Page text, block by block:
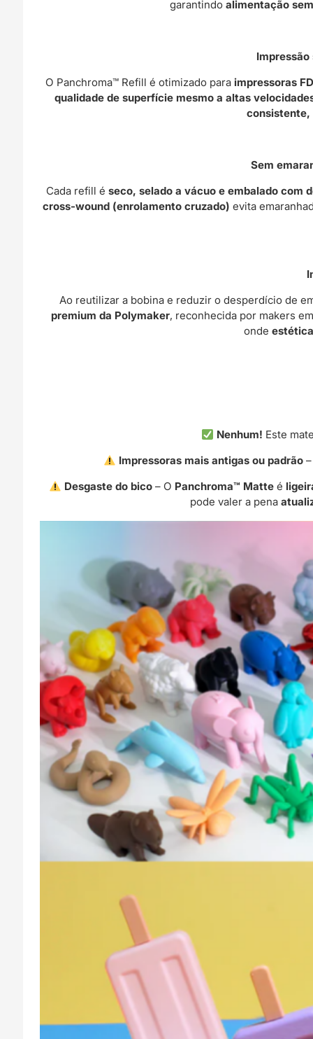
garantindo alimentação
O Panchroma™ Refill é otimizado para impressoras
qualidade de superfície mesmo a altas
consistente,
Sem
Cada refill é seco, selado a vácuo e embalado com
cross-wound (enrolamento cruzado) evita
Ao reutilizar a bobina e reduzir o desperdício de
premium da Polymaker, reconhecida por makers
onde
Nenhum! Este
Impressoras mais antigas ou padrão–
Desgaste do bico– O Panchroma™ Matteé
pode valer a pena